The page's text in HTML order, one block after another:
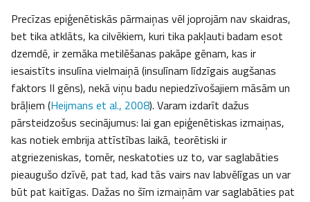
Precīzas epiģenētiskās pārmaiņas vēl joprojām nav skaidras,
bet tika atklāts, ka cilvēkiem, kuri tika pakļauti badam esot
dzemdē, ir zemāka metilēšanas pakāpe gēnam, kas ir
iesaistīts insulīna vielmaiņā (insulīnam līdzīgais augšanas
faktors II gēns), nekā viņu badu nepiedzīvošajiem māsām un
brāļiem (Heijmans et al., 2008). Varam izdarīt dažus
pārsteidzošus secinājumus: lai gan epiģenētiskas izmaiņas,
kas notiek embrija attīstības laikā, teorētiski ir
atgriezeniskas, tomēr, neskatoties uz to, var saglabāties
pieaugušo dzīvē, pat tad, kad tās vairs nav labvēlīgas un var
būt pat kaitīgas. Dažas no šīm izmaiņām var saglabāties pat